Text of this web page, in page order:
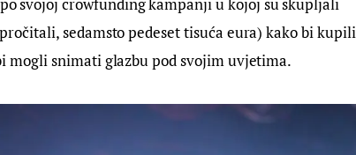
sedamsto pedeset tisuća eura) kako bi kupili
mogli snimati glazbu pod svojim uvjetima.